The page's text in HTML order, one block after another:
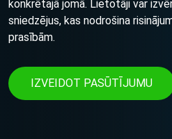
konkrētajā jomā. Lietotāji var
sniedzējus, kas nodrošina
prasībām.
IZVEIDOT PASŪTĪJUMU